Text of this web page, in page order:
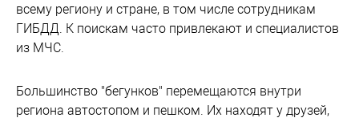
всему региону и стране, в том числе сотрудникам
ГИБДД. К поискам часто привлекают и специалистов
из МЧС.
Большинство "бегунков" перемещаются внутри
региона автостопом и пешком. Их находят у друзей,